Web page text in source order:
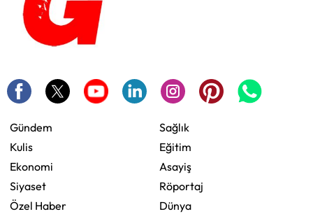
Gündem
Kulis
Ekonomi
Siyaset
Özel Haber
Sağlık
Eğitim
Asayiş
Röportaj
Dünya